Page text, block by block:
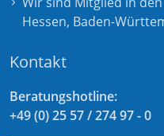
Hessen, Baden-
Kontakt
Beratungshotline:
+49 (0) 25 57 / 274 97 - 0